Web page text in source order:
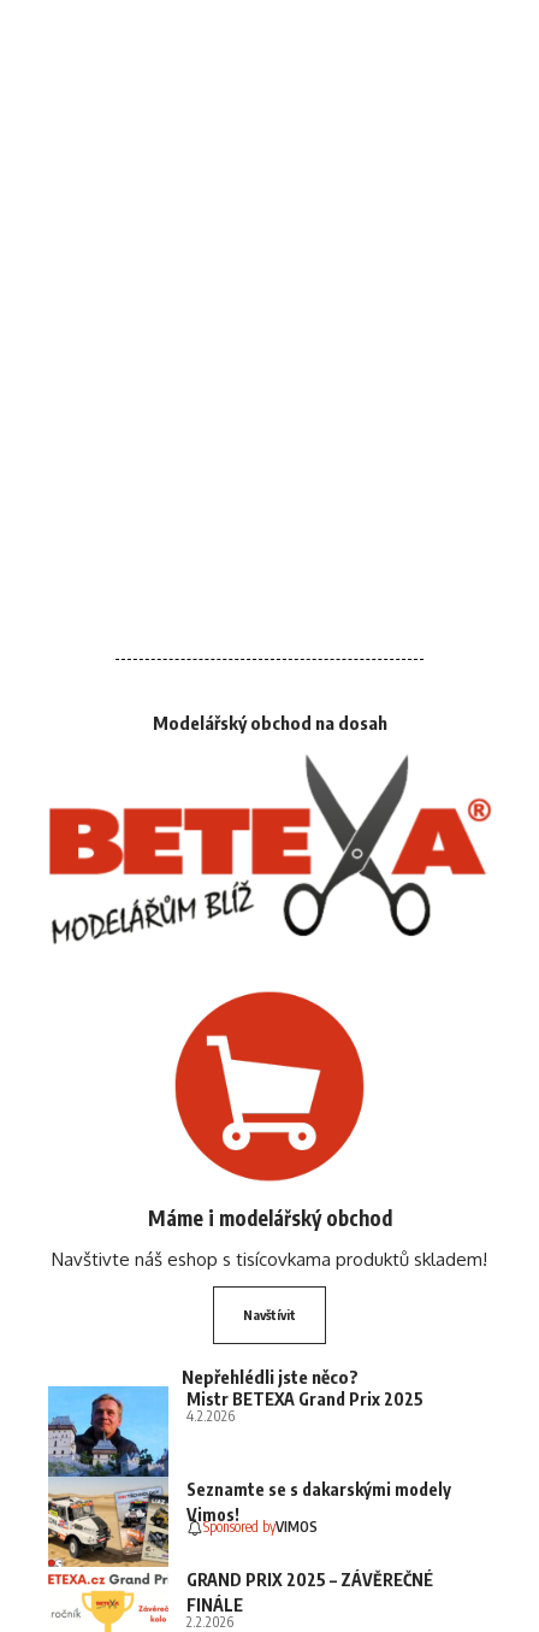
Modelářský obchod na dosah
Máme i modelářský obchod
Navštivte náš eshop s tisícovkama produktů skladem!
Navštívit
Nepřehlédli jste něco?
Mistr BETEXA Grand Prix 2025
4.2.2026
Seznamte se s dakarskými modely
Vimos!
Sponsored byVIMOS
GRAND PRIX 2025 – ZÁVĚREČNÉ
FINÁLE
2.2.2026